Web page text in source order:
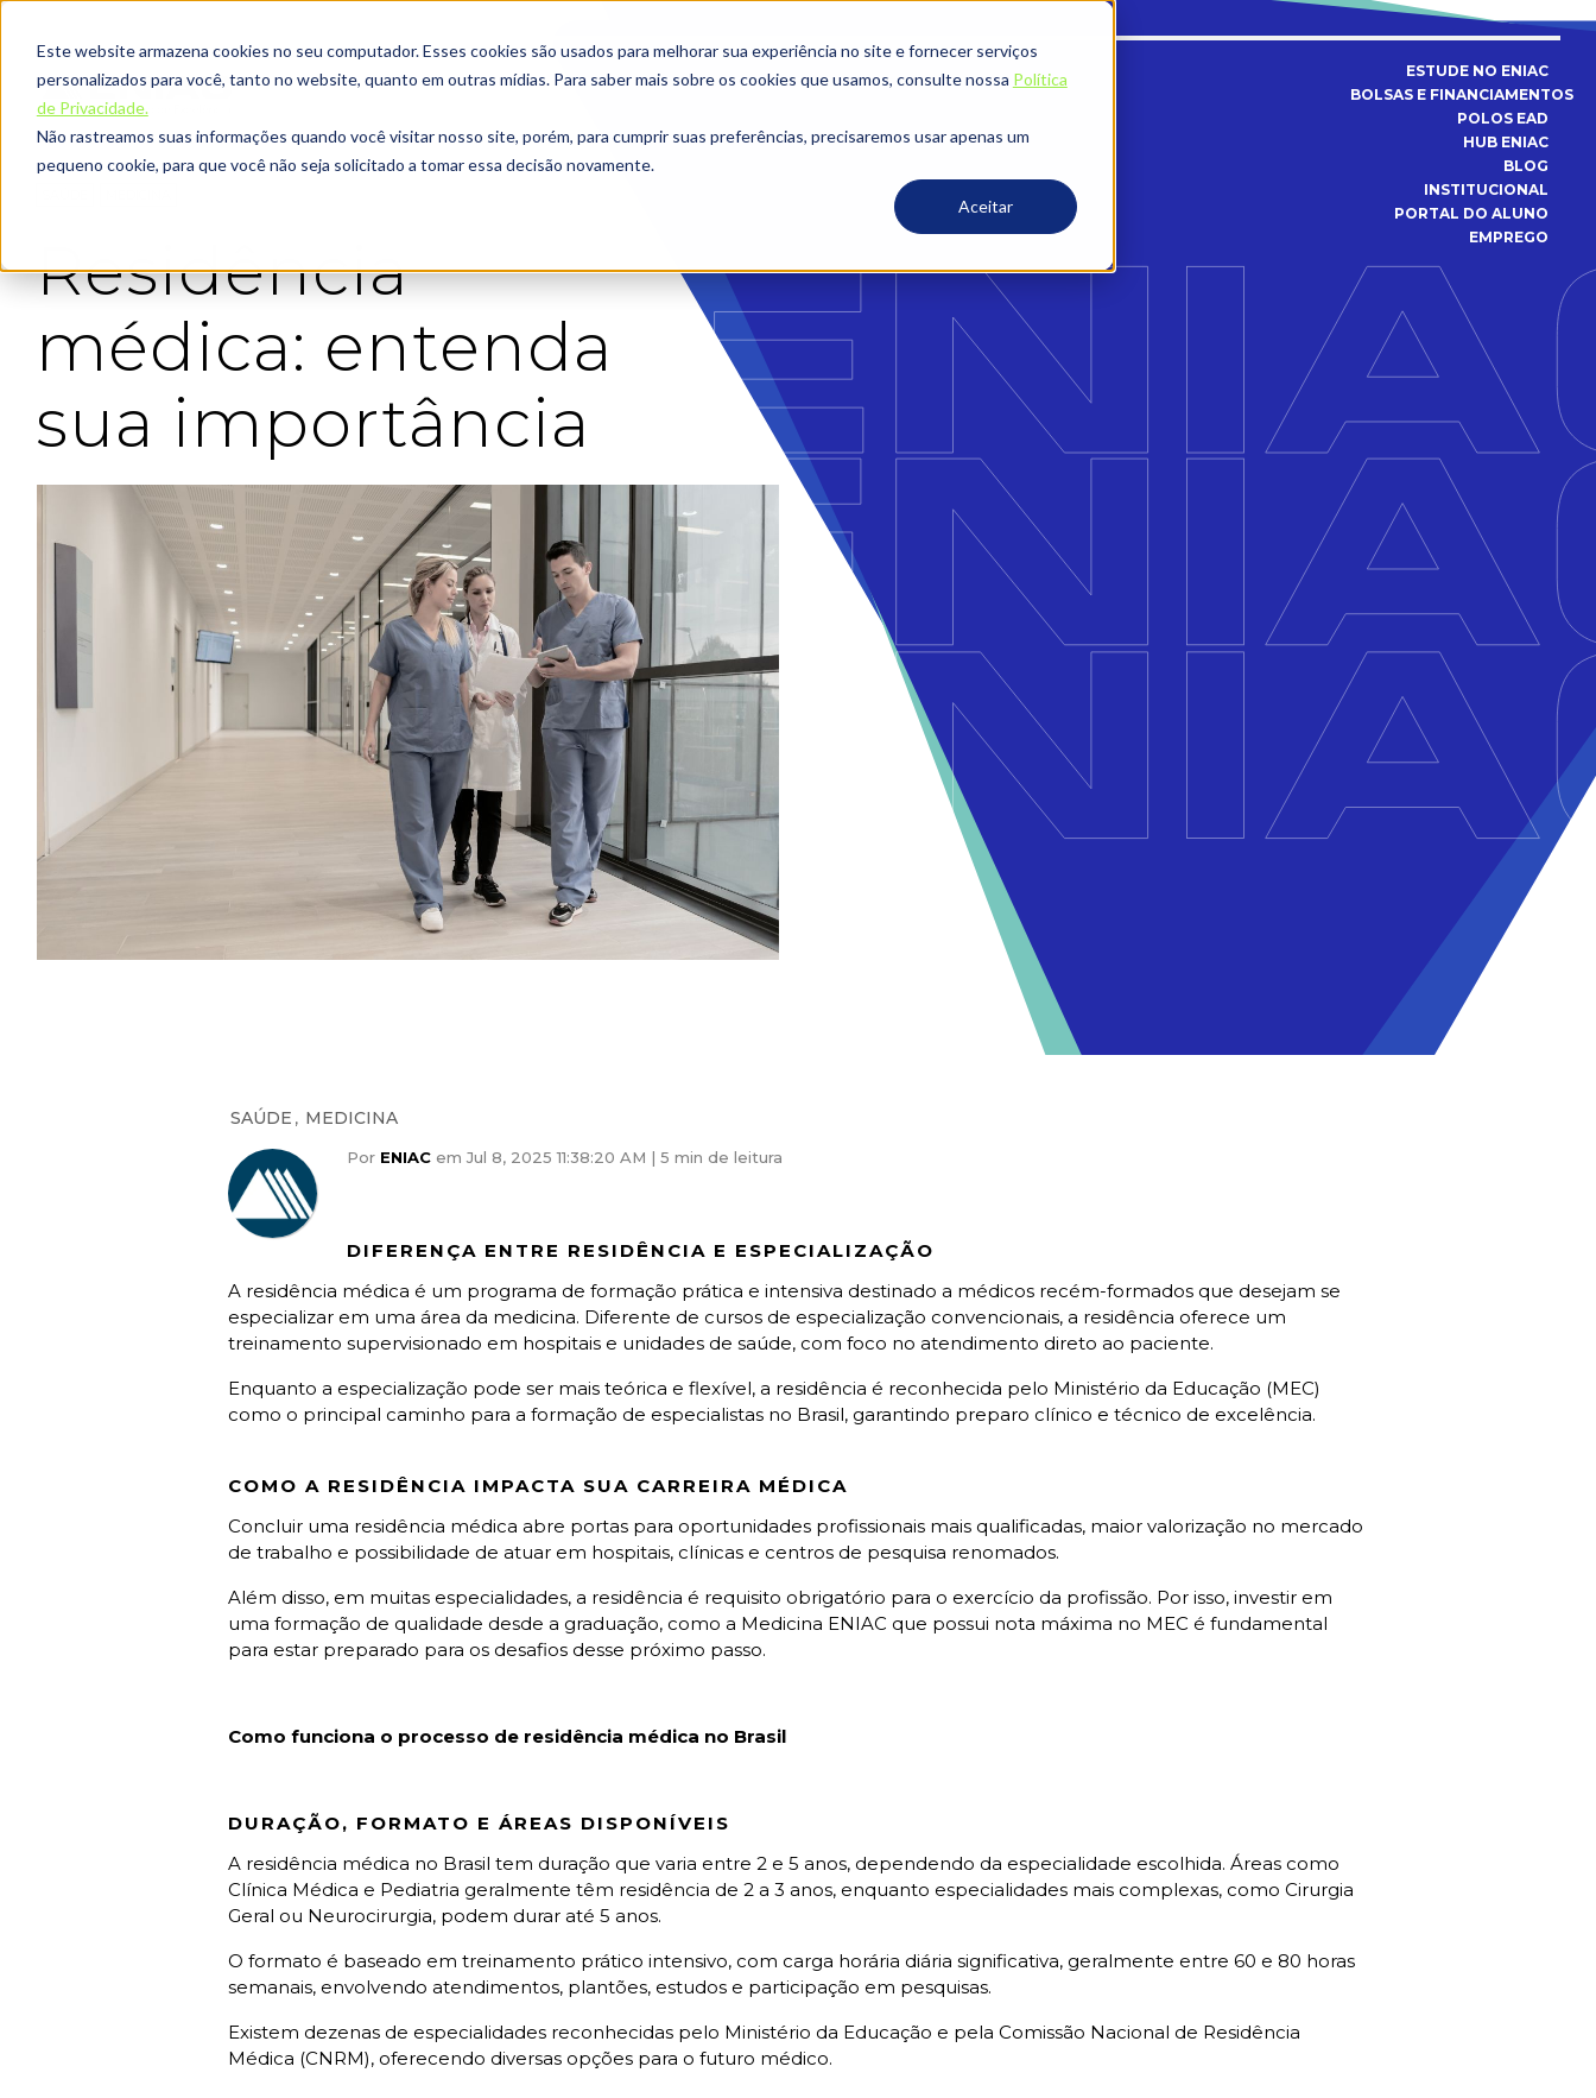
Este website armazena cookies no seu computador. Esses cookies são usados ​​para melhorar sua experiência no site e fornecer serviços
personalizados para você, tanto no website, quanto em outras mídias. Para saber mais sobre os cookies que usamos, consulte nossa Política
de Privacidade.
Não rastreamos suas informações quando você visitar nosso site, porém, para cumprir suas preferências, precisaremos usar apenas um
pequeno cookie, para que você não seja solicitado a tomar essa decisão novamente.
Aceitar
ESTUDE NO ENIAC
BOLSAS E FINANCIAMENTOS
POLOS EAD
HUB ENIAC
BLOG
INSTITUCIONAL
PORTAL DO ALUNO
EMPREGO
Residência
médica: entenda
sua importância
SAÚDE , MEDICINA
Por ENIACem Jul 8, 2025 11:38:20 AM | 5 min de leitura
DIFERENÇA ENTRE RESIDÊNCIA E ESPECIALIZAÇÃO
A residência médica é um programa de formação prática e intensiva destinado a médicos recém-formados que desejam se
especializar em uma área da medicina. Diferente de cursos de especialização convencionais, a residência oferece um
treinamento supervisionado em hospitais e unidades de saúde, com foco no atendimento direto ao paciente.
Enquanto a especialização pode ser mais teórica e flexível, a residência é reconhecida pelo Ministério da Educação (MEC)
como o principal caminho para a formação de especialistas no Brasil, garantindo preparo clínico e técnico de excelência.
COMO A RESIDÊNCIA IMPACTA SUA CARREIRA MÉDICA
Concluir uma residência médica abre portas para oportunidades profissionais mais qualificadas, maior valorização no mercado
de trabalho e possibilidade de atuar em hospitais, clínicas e centros de pesquisa renomados.
Além disso, em muitas especialidades, a residência é requisito obrigatório para o exercício da profissão. Por isso, investir em
uma formação de qualidade desde a graduação, como a Medicina ENIAC que possui nota máxima no MEC é fundamental
para estar preparado para os desafios desse próximo passo.
Como funciona o processo de residência médica no Brasil
DURAÇÃO, FORMATO E ÁREAS DISPONÍVEIS
A residência médica no Brasil tem duração que varia entre 2 e 5 anos, dependendo da especialidade escolhida. Áreas como
Clínica Médica e Pediatria geralmente têm residência de 2 a 3 anos, enquanto especialidades mais complexas, como Cirurgia
Geral ou Neurocirurgia, podem durar até 5 anos.
O formato é baseado em treinamento prático intensivo, com carga horária diária significativa, geralmente entre 60 e 80 horas
semanais, envolvendo atendimentos, plantões, estudos e participação em pesquisas.
Existem dezenas de especialidades reconhecidas pelo Ministério da Educação e pela Comissão Nacional de Residência
Médica (CNRM), oferecendo diversas opções para o futuro médico.